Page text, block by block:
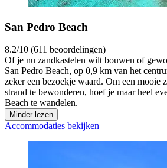
San Pedro Beach
8.2/10 (611 beoordelingen)
Of je nu zandkastelen wilt bouwen of
San Pedro Beach, op 0,9 km van het
zeker een bezoekje waard. Om een mooie
strand te bewonderen, hoef je maar heel
Beach te wandelen.
Minder lezen
Accommodaties bekijken